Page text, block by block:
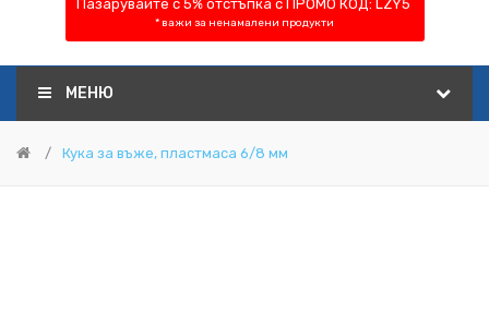
Пазарувайте с 5% отстъпка с ПРОМО КОД: LZY5
* важи за ненамалени продукти
МЕНЮ
Кука за въже, пластмаса 6/8 мм